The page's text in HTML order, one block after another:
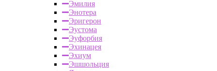
Эмилия
Энотера
Эригерон
Эустома
Эуфорбия
Эхинацея
Эхиум
Эшшольция